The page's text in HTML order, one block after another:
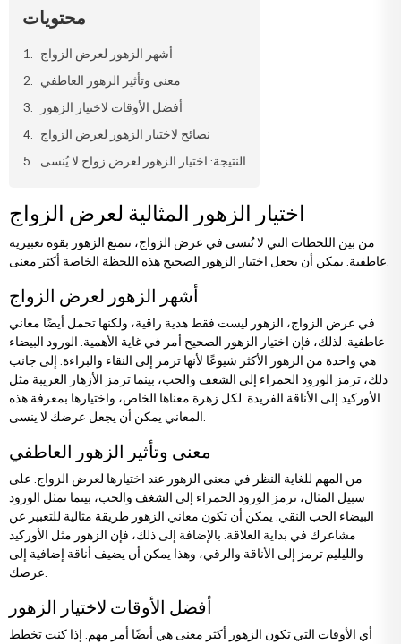
زهور الخطوبة وعقد القران
زهور للحبيب
زهور للأصدقاء
زهور صدر العريس والعروس
زهور للأم
زهور للأب
زهور التهنئة والترقية
زهور الترحيب بالمولود الجديد
زهور عيد الميلاد
باقات الستريليتزيا
باقات التوليب
باقات الفاوانيا
باقات فاخرة
باقات كبيرة
باقات إرينغول
باقات الأقحوان والزهور البرية
باقات ورد مع دب محشو
باقات أناستاسيا
تنسيقات الفاوانيا
تنسيقات في السلال
تنسيقات ميجا
محتويات
أشهر الزهور لعرض الزواج
معنى وتأثير الزهور العاطفي
أفضل الأوقات لاختيار الزهور
نصائح لاختيار الزهور لعرض الزواج
النتيجة: اختيار الزهور لعرض زواج لا يُنسى
اختيار الزهور المثالية لعرض الزواج
من بين اللحظات التي لا تُنسى في عرض الزواج، تتمتع الزهور بقوة تعبيرية
عاطفية. يمكن أن يجعل اختيار الزهور الصحيح هذه اللحظة الخاصة أكثر معنى.
أشهر الزهور لعرض الزواج
في عرض الزواج، الزهور ليست فقط هدية راقية، ولكنها تحمل أيضًا معاني
عاطفية. لذلك، فإن اختيار الزهور الصحيح أمر في غاية الأهمية. الورود البيضاء
هي واحدة من الزهور الأكثر شيوعًا لأنها ترمز إلى النقاء والبراءة. إلى جانب
ذلك، ترمز الورود الحمراء إلى الشغف والحب، بينما ترمز الأزهار الغريبة مثل
الأوركيد إلى الأناقة الفريدة. لكل زهرة معناها الخاص، واختيارها بمعرفة هذه
المعاني يمكن أن يجعل عرضك لا ينسى.
معنى وتأثير الزهور العاطفي
من المهم للغاية النظر في معنى الزهور عند اختيارها لعرض الزواج. على
سبيل المثال، ترمز الورود الحمراء إلى الشغف والحب، بينما تمثل الورود
البيضاء الحب النقي. يمكن أن تكون معاني الزهور طريقة مثالية للتعبير عن
مشاعرك في بداية العلاقة. بالإضافة إلى ذلك، فإن الزهور مثل الأوركيد
والليليم ترمز إلى الأناقة والرقي، وهذا يمكن أن يضيف أناقة إضافية إلى
عرضك.
أفضل الأوقات لاختيار الزهور
أي الأوقات التي تكون الزهور أكثر معنى هي أيضًا أمر مهم. إذا كنت تخطط